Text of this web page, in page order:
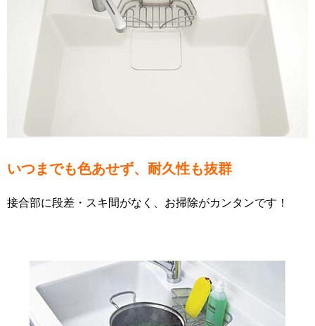
いつまでも色あせず、耐久性も抜群
接合部に段差・スキ間がなく、お掃除がカンタンです！